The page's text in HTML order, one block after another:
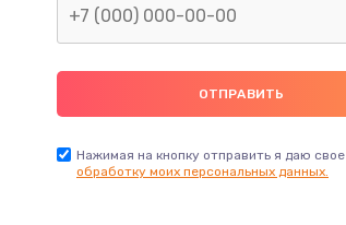
Нажимая на кнопку отправить я даю свое
обработку моих персональных данных.